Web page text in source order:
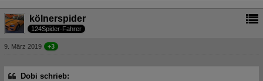
kölnerspider
124Spider-Fahrer
9. März 2019 +3
Dobi schrieb: